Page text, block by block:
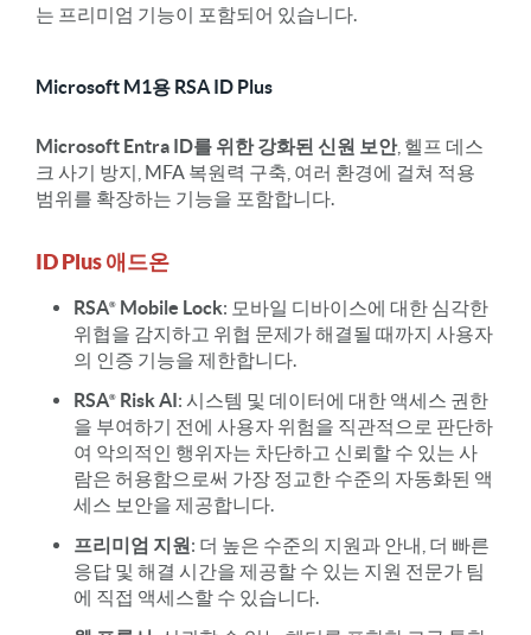
는 프리미엄 기능이 포함되어 있습니다.
Microsoft M1용 RSA ID Plus
Microsoft Entra ID를 위한 강화된 신원 보안, 헬프 데스
크 사기 방지, MFA 복원력 구축, 여러 환경에 걸쳐 적용
범위를 확장하는 기능을 포함합니다.
ID Plus 애드온
RSA Mobile Lock: 모바일 디바이스에 대한 심각한
위협을 감지하고 위협 문제가 해결될 때까지 사용자
의 인증 기능을 제한합니다.
RSA Risk AI: 시스템 및 데이터에 대한 액세스 권한
을 부여하기 전에 사용자 위험을 직관적으로 판단하
여 악의적인 행위자는 차단하고 신뢰할 수 있는 사
람은 허용함으로써 가장 정교한 수준의 자동화된 액
세스 보안을 제공합니다.
프리미엄 지원: 더 높은 수준의 지원과 안내, 더 빠른
응답 및 해결 시간을 제공할 수 있는 지원 전문가 팀
에 직접 액세스할 수 있습니다.